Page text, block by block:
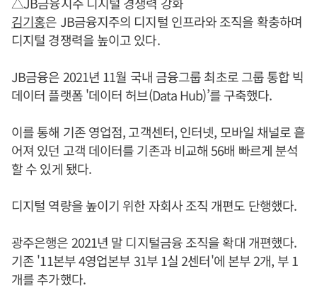
김기홍은 JB금융지주의 디지털 인프라와 조직을 확충하며
디지털 경쟁력을 높이고 있다.
JB금융은 2021년 11월 국내 금융그룹 최초로 그룹 통합 빅
데이터 플랫폼 '데이터 허브(Data Hub)’를 구축했다.
이를 통해 기존 영업점, 고객센터, 인터넷, 모바일 채널로 흩
어져 있던 고객 데이터를 기존과 비교해 56배 빠르게 분석
할 수 있게 됐다.
디지털 역량을 높이기 위한 자회사 조직 개편도 단행했다.
광주은행은 2021년 말 디지털금융 조직을 확대 개편했다.
기존 '11본부 4영업본부 31부 1실 2센터'에 본부 2개, 부 1
개를 추가했다.